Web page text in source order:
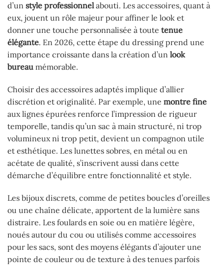
d’un style professionnelabouti. Les accessoires, quant à
eux, jouent un rôle majeur pour affiner le look et
donner une touche personnalisée à toute tenue
élégante. En 2026, cette étape du dressing prend une
importance croissante dans la création d’un look
bureau mémorable.
Choisir des accessoires adaptés implique d’allier
discrétion et originalité. Par exemple, une montre fine
aux lignes épurées renforce l’impression de rigueur
temporelle, tandis qu’un sac à main structuré, ni trop
volumineux ni trop petit, devient un compagnon utile
et esthétique. Les lunettes sobres, en métal ou en
acétate de qualité, s’inscrivent aussi dans cette
démarche d’équilibre entre fonctionnalité et style.
Les bijoux discrets, comme de petites boucles d’oreilles
ou une chaîne délicate, apportent de la lumière sans
distraire. Les foulards en soie ou en matière légère,
noués autour du cou ou utilisés comme accessoires
pour les sacs, sont des moyens élégants d’ajouter une
pointe de couleur ou de texture à des tenues parfois